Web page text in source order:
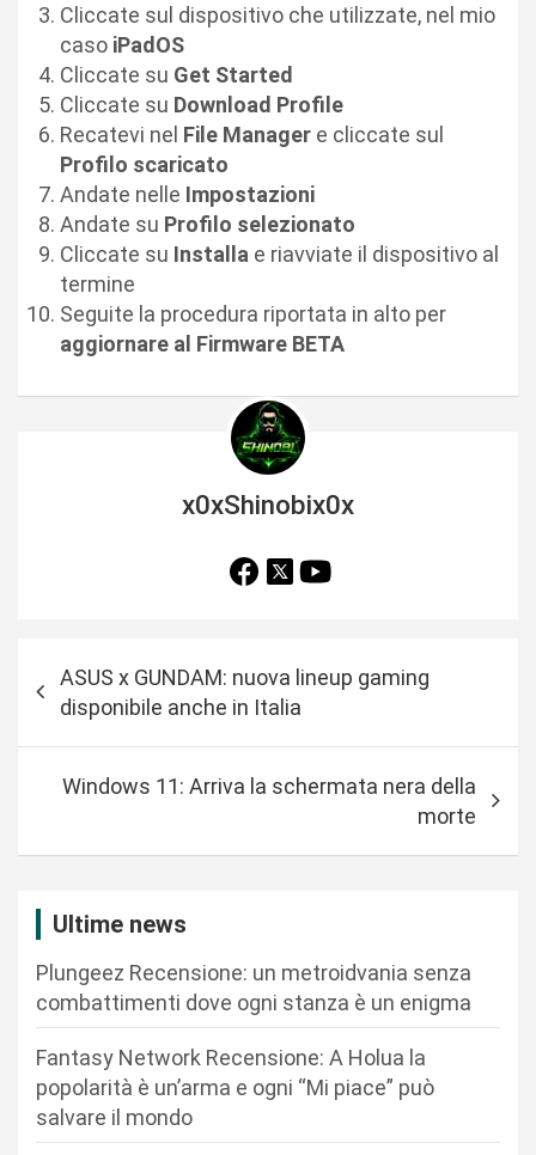
Cliccate sul dispositivo che utilizzate, nel mio
caso iPadOS
Cliccate su Get Started
Cliccate su Download Profile
Recatevi nel File Manager e cliccate sul
Profilo scaricato
Andate nelle Impostazioni
Andate su Profilo selezionato
Cliccate su Installa e riavviate il dispositivo al
termine
Seguite la procedura riportata in alto per
aggiornare al Firmware BETA
x0xShinobix0x
a
ASUS x GUNDAM: nuova lineup gaming
disponibile anche in Italia
Windows 11: Arriva la schermata nera della
morte
Ultime news
Plungeez Recensione: un metroidvania senza
combattimenti dove ogni stanza è un enigma
Fantasy Network Recensione: A Holua la
popolarità è un’arma e ogni “Mi piace” può
salvare il mondo